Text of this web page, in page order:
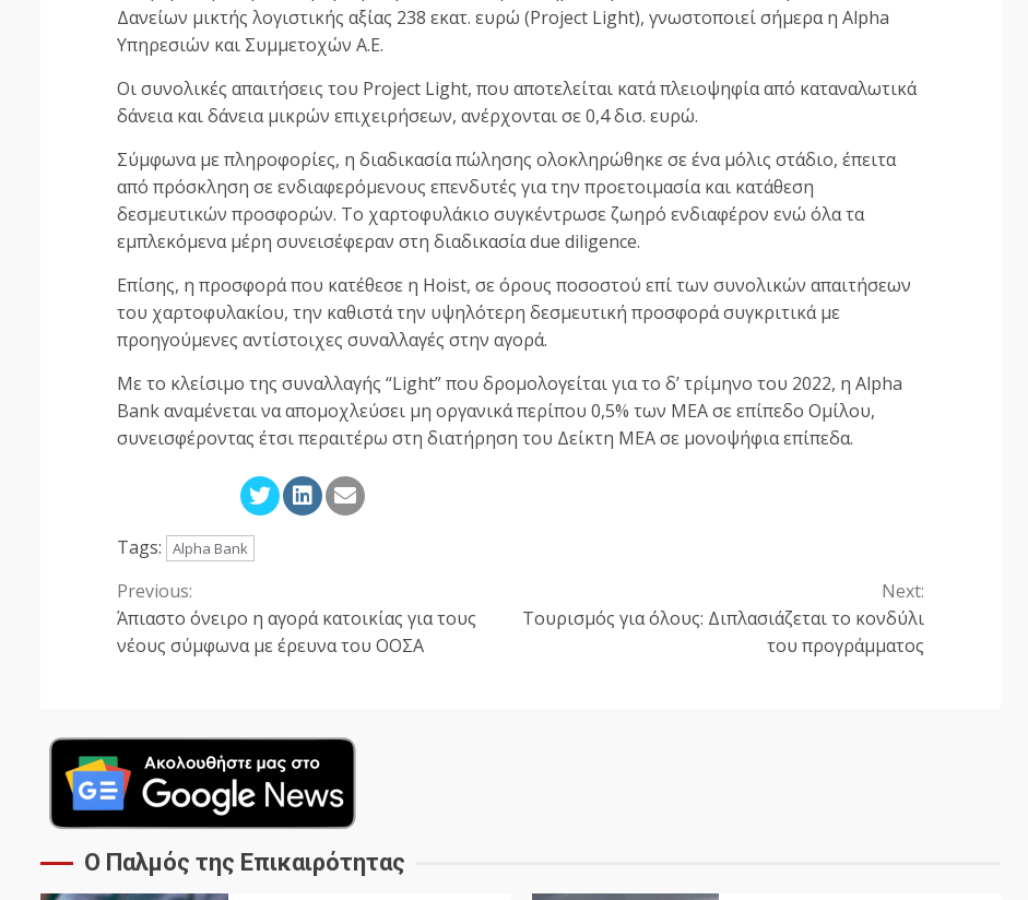
Δανείων μικτής λογιστικής αξίας 238 εκατ. ευρώ (Project Light), γνωστοποιεί σήμερα η Alpha
Υπηρεσιών και Συμμετοχών Α.Ε.
Οι συνολικές απαιτήσεις του Project Light, που αποτελείται κατά πλειοψηφία από καταναλωτικά
δάνεια και δάνεια μικρών επιχειρήσεων, ανέρχονται σε 0,4 δισ. ευρώ.
Σύμφωνα με πληροφορίες, η διαδικασία πώλησης ολοκληρώθηκε σε ένα μόλις στάδιο, έπειτα
από πρόσκληση σε ενδιαφερόμενους επενδυτές για την προετοιμασία και κατάθεση
δεσμευτικών προσφορών. Το χαρτοφυλάκιο συγκέντρωσε ζωηρό ενδιαφέρον ενώ όλα τα
εμπλεκόμενα μέρη συνεισέφεραν στη διαδικασία due diligence.
Επίσης, η προσφορά που κατέθεσε η Hoist, σε όρους ποσοστού επί των συνολικών απαιτήσεων
του χαρτοφυλακίου, την καθιστά την υψηλότερη δεσμευτική προσφορά συγκριτικά με
προηγούμενες αντίστοιχες συναλλαγές στην αγορά.
Με το κλείσιμο της συναλλαγής “Light” που δρομολογείται για το δ’ τρίμηνο του 2022, η Alpha
Bank αναμένεται να απομοχλεύσει μη οργανικά περίπου 0,5% των ΜΕΑ σε επίπεδο Ομίλου,
συνεισφέροντας έτσι περαιτέρω στη διατήρηση του Δείκτη ΜΕΑ σε μονοψήφια επίπεδα.
Tags: Alpha Bank
Continue
Reading
Previous:
Άπιαστο όνειρο η αγορά κατοικίας για τους
νέους σύμφωνα με έρευνα του ΟΟΣΑ
Next:
Τουρισμός για όλους: Διπλασιάζεται το κονδύλι
του προγράμματος
Ο Παλμός της Επικαιρότητας